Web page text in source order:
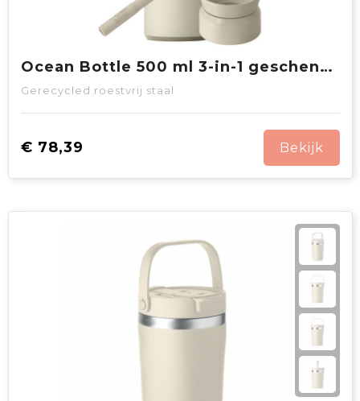
Ocean Bottle 500 ml 3-in-1 geschenkset
Gerecycled roestvrij staal
€ 78,39 Bekijk